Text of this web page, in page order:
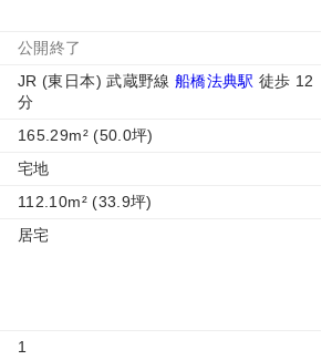
公開終了
JR (東日本) 武蔵野線 船橋法典駅 徒歩 12
分
165.29m² (50.0坪)
宅地
112.10m² (33.9坪)
居宅
1